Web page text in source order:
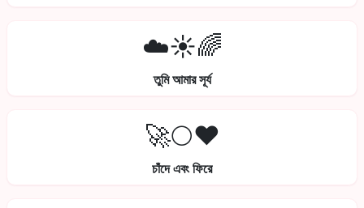
☁️☀️🌈
তুমি আমার সূর্য
🚀🌕❤️
চাঁদে এবং ফিরে